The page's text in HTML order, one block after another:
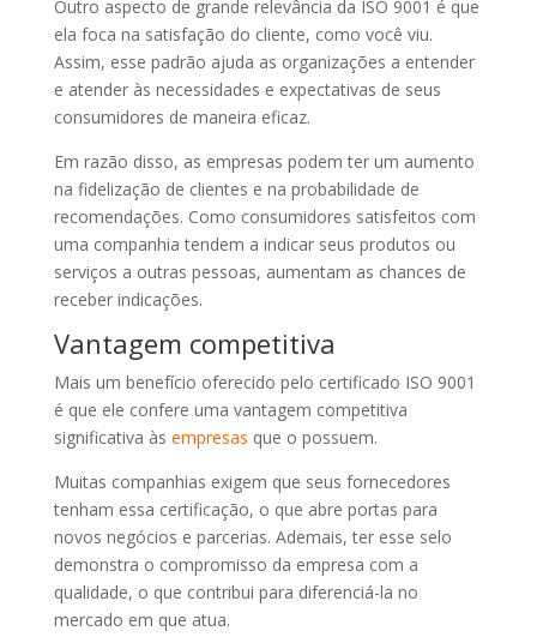
Outro aspecto de grande relevância da ISO 9001 é que
ela foca na satisfação do cliente, como você viu.
Assim, esse padrão ajuda as organizações a entender
e atender às necessidades e expectativas de seus
consumidores de maneira eficaz.
Em razão disso, as empresas podem ter um aumento
na fidelização de clientes e na probabilidade de
recomendações. Como consumidores satisfeitos com
uma companhia tendem a indicar seus produtos ou
serviços a outras pessoas, aumentam as chances de
receber indicações.
Vantagem competitiva
Mais um benefício oferecido pelo certificado ISO 9001
é que ele confere uma vantagem competitiva
significativa às empresas que o possuem.
Muitas companhias exigem que seus fornecedores
tenham essa certificação, o que abre portas para
novos negócios e parcerias. Ademais, ter esse selo
demonstra o compromisso da empresa com a
qualidade, o que contribui para diferenciá-la no
mercado em que atua.